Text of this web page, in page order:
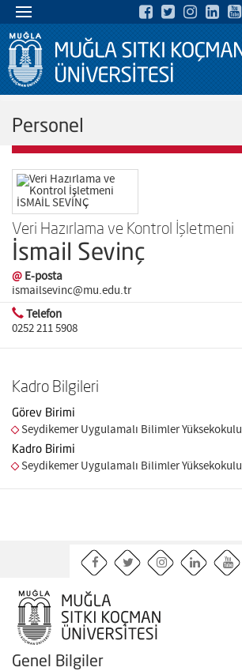
Personel
Veri Hazırlama ve Kontrol İşletmeni
İsmail Sevinç
@ E-posta
ismailsevinc@mu.edu.tr
Telefon
0252 211 5908
Kadro Bilgileri
Görev Birimi
Seydikemer Uygulamalı Bilimler Yüksekokulu
Kadro Birimi
Seydikemer Uygulamalı Bilimler Yüksekokulu
Genel Bilgiler